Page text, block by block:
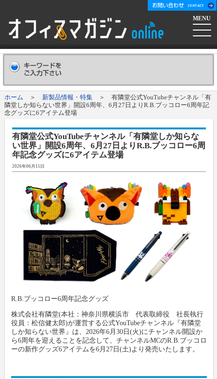
MENU
ホーム
会社概要Company
広告掲載についてAdvertising
新聞購読申し込みSubscribe
コンテンツ
オフマガニュース
メーカー発信ニュースリリース
新製品情報
文具動画紹介
業界情報リンク集
メーカー
小売店
オフィスマガジン社について
会社概要
新聞購読申し込み
お問い合わせ
プライバシーポリシー
ホーム ＞ 新製品情報・特集＞ 有隣堂公式YouTubeチャンネル「有
隣堂しか知らない世界」開設6周年、6月27日よりR.B.ブッコロー6周年記
念グッズに6アイテム登場
有隣堂公式YouTubeチャンネル「有隣堂しか知らな
い世界」開設6周年、6月27日よりR.B.ブッコロー6周
年記念グッズに6アイテム登場
2026年06月15日
R.B.ブッコロー6周年記念グッズ
株式会社有隣堂(本社：神奈川県横浜市 代表取締役 社長執行
役員：松信健太郎)が運営する公式YouTubeチャンネル『有隣堂
しか知らない世界』は、2026年6月30日(火)にチャンネル開設か
ら6周年を迎えることを記念して、チャンネルMCのR.B.ブッコロ
ーの新作グッズ6アイテムを6月27日(土)より発売いたします。